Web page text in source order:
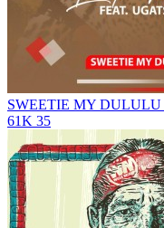
SWEETIE MY DULULU
61K 35